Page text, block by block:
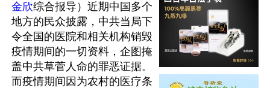
金欣综合报导）近期中国多个
地方的民众披露，中共当局下
令全国的医院和相关机构销毁
疫情期间的一切资料，企图掩
盖中共草菅人命的罪恶证据。
而疫情期间因为农村的医疗条